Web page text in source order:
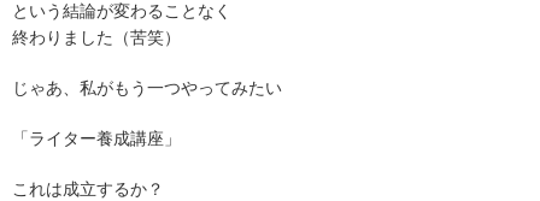
という結論が変わることなく
終わりました（苦笑）
じゃあ、私がもう一つやってみたい
「ライター養成講座」
これは成立するか？